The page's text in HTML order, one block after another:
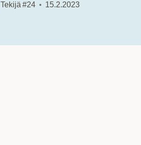
Tekijä #24 15.2.2023